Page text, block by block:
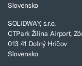
Slovensko
SOLIDWAY, s.r.o.
CTPark Žilina Airport,
013 41 Dolný Hričov
Slovensko